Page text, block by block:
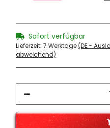
Sofort verfügbar
Lieferzeit: 7 Werktage(DE -
abweichend)